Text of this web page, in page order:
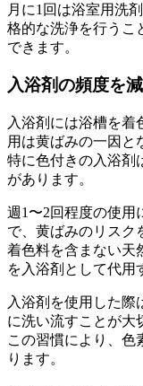
月に1回は浴室用洗
格的な洗浄を行うこ
できます。
入浴剤の頻度を
入浴剤には浴槽を着
用は黄ばみの一因と
特に色付きの入浴剤
があります。
週1〜2回程度の使用
で、黄ばみのリスク
着色料を含まない天
を入浴剤として代用
入浴剤を使用した際
に洗い流すことが大
この習慣により、色
ります。